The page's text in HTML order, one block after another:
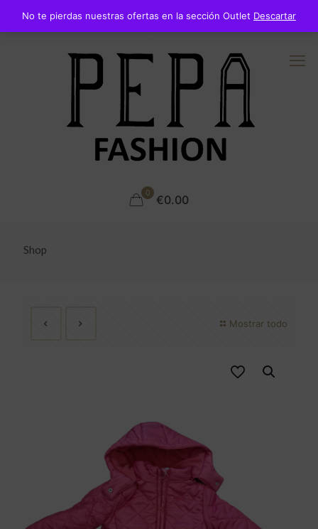
0 €0.00
Shop
Mostrar todo
No te pierdas nuestras ofertas en la sección Outlet Descartar